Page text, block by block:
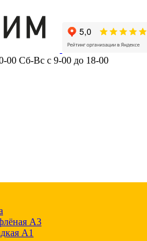
00 Сб-Вс с 9-00 до 18-00
А3
А1